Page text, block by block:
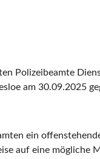
Polizeibeamte
am 30.09.2025
ein
auf eine mögliche